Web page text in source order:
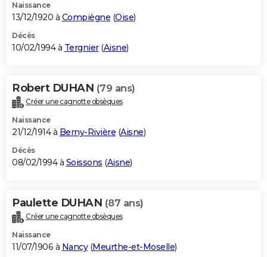
Naissance
13/12/1920 à Compiègne (Oise)
Décès
10/02/1994 à Tergnier(Aisne)
Robert DUHAN (79 ans)
Créer une cagnotte obsèques
Naissance
21/12/1914 à Berny-Rivière (Aisne)
Décès
08/02/1994 à Soissons (Aisne)
Paulette DUHAN (87 ans)
Créer une cagnotte obsèques
Naissance
11/07/1906 à Nancy(Meurthe-et-Moselle)